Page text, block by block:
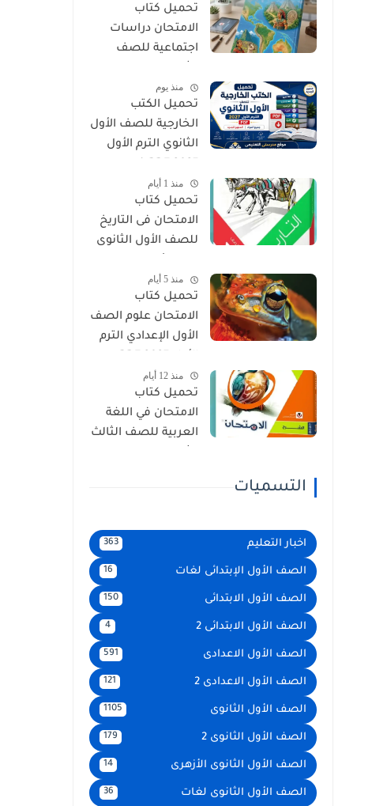
تحميل كتاب
الامتحان دراسات
اجتماعية للصف
الأول 2027 PDFمنذ يوم
تحميل الكتب
الخارجية للصف الأول
الثانوي الترم الأول
المواد المنهج
الجديد)
منذ 1 أيام
تحميل كتاب
الامتحان فى التاريخ
للصف الأول الثانوى
النسخة الجديدة
منذ 5 أيام
تحميل كتاب
الامتحان علوم الصف
الأول الإعدادي الترم
(النسخة الجديدة)
منذ 12 أيام
تحميل كتاب
الامتحان في اللغة
العربية للصف الثالث
التسميات
اخبار التعليم 363
الصف الأول الإبتدائى لغات 16
الصف الأول الابتدائى 150
الصف الأول الابتدائى 2 4
الصف الأول الاعدادى 591
الصف الأول الاعدادى 2 121
الصف الأول الثانوى 1105
الصف الأول الثانوى 2 179
الصف الأول الثانوى الأزهرى 14
الصف الأول الثانوى لغات 36